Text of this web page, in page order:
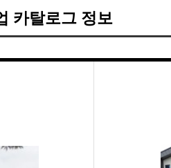
카탈로그 정보